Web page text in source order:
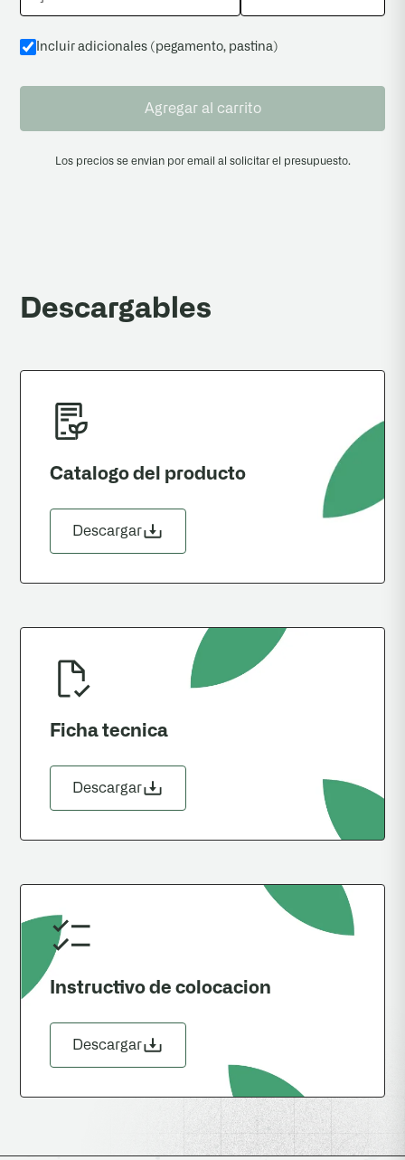
Incluir adicionales (pegamento, pastina)
Agregar al carrito
Los precios se envian por email al solicitar el presupuesto.
Descargables
Catalogo del producto
Descargar
Ficha tecnica
Descargar
Instructivo de colocacion
Descargar